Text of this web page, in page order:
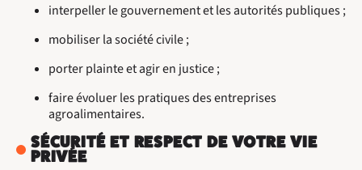
interpeller le gouvernement et les autorités publiques ;
mobiliser la société civile ;
porter plainte et agir en justice ;
faire évoluer les pratiques des entreprises
agroalimentaires.
SÉCURITÉ ET RESPECT DE VOTRE VIE
PRIVÉE